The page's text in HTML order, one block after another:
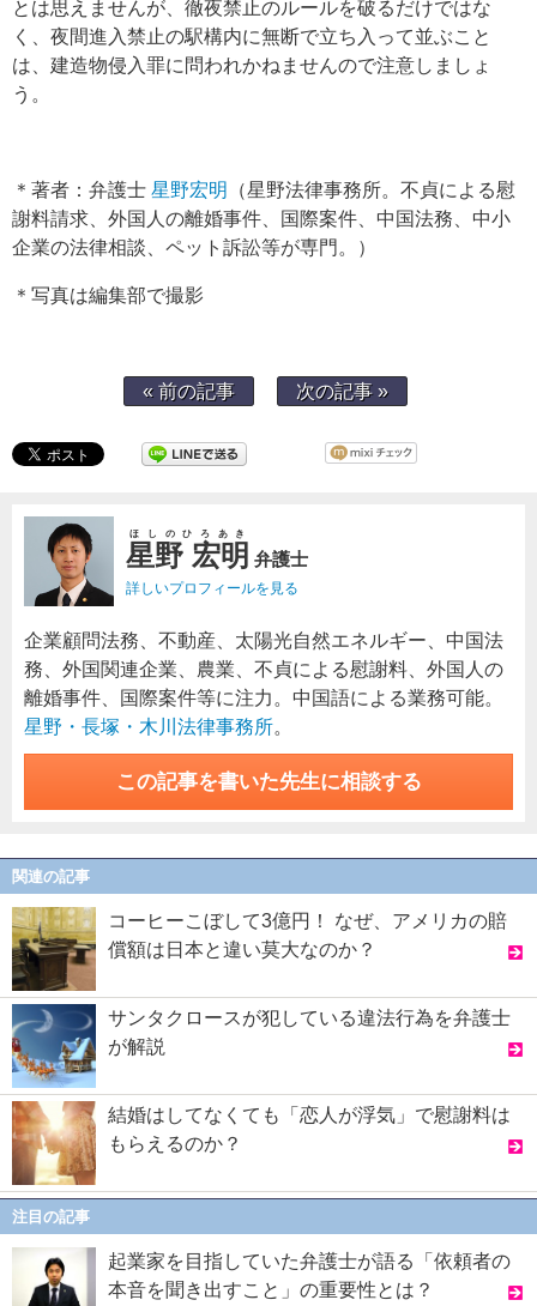
とは思えませんが、徹夜禁止のルールを破るだけではな
く、夜間進入禁止の駅構内に無断で立ち入って並ぶこと
は、建造物侵入罪に問われかねませんので注意しましょ
う。
＊著者：弁護士 星野宏明
（星野法律事務所。不貞による慰
謝料請求、外国人の離婚事件、国際案件、中国法務、中小
企業の法律相談、ペット訴訟等が専門。）
＊写真は編集部で撮影
« 前の記事 次の記事 »
星野 宏明
ほしのひろあき
弁護士
詳しいプロフィールを見る
企業顧問法務、不動産、太陽光自然エネルギー、中国法
務、外国関連企業、農業、不貞による慰謝料、外国人の
離婚事件、国際案件等に注力。中国語による業務可能。
星野・長塚・木川法律事務所。
この記事を書いた先生に相談する
関連の記事
コーヒーこぼして3億円！ なぜ、アメリカの賠
償額は日本と違い莫大なのか？
サンタクロースが犯している違法行為を弁護士
が解説
結婚はしてなくても「恋人が浮気」で慰謝料は
もらえるのか？
注目の記事
起業家を目指していた弁護士が語る「依頼者の
本音を聞き出すこと」の重要性とは？